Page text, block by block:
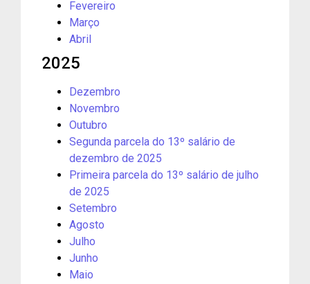
Fevereiro
Março
Abril
2025
Dezembro
Novembro
Outubro
Segunda parcela do 13º salário de
dezembro de 2025
Primeira parcela do 13º salário de julho
de 2025
Setembro
Agosto
Julho
Junho
Maio